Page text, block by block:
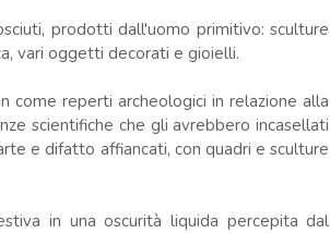
prodotti dall'uomo primitivo: sculture
vari oggetti decorati e gioielli.
come reperti archeologici in relazione alla
scientifiche che gli avrebbero incasellati
e difatto affiancati, con quadri e sculture
in una oscurità liquida percepita dal